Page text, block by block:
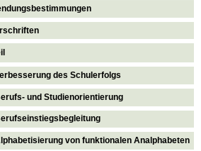
des Schulerfolgs
und Studienorientierung
von funktionalen Analphabeten